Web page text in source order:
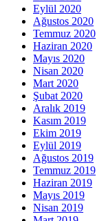
Eylül 2020
Ağustos 2020
Temmuz 2020
Haziran 2020
Mayıs 2020
Nisan 2020
Mart 2020
Şubat 2020
Aralık 2019
Kasım 2019
Ekim 2019
Eylül 2019
Ağustos 2019
Temmuz 2019
Haziran 2019
Mayıs 2019
Nisan 2019